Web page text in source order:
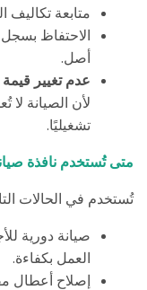
متابعة تكاليف
الاحتفاظ
أصل.
عدم تغيير قيمة
لأن الصيانة لا
تشغيليًا.
متى تُستخدم نافذة
تُستخدم في الحالات
صيانة دورية
العمل بكفاءة.
إصلاح أعطال